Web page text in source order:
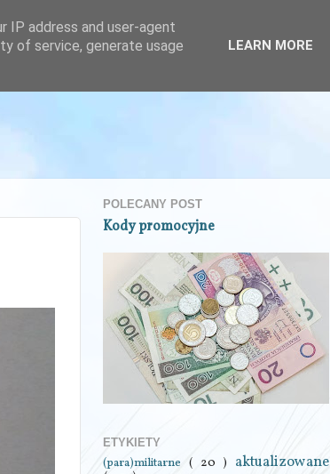
POLECANY POST
Kody promocyjne
ETYKIETY
(para)militarne ( 20 ) aktualizowane
IP address and user-agent
of service, generate usage
LEARN MORE